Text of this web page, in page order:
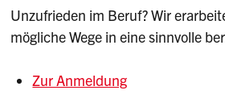
Unzufrieden im Beruf? Wir
mögliche Wege in eine sinnvolle
Zur Anmeldung